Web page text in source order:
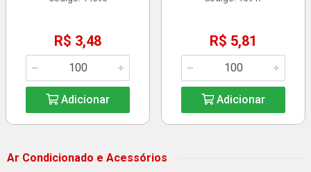
R$ 3,48
Adicionar
R$ 5,81
Adicionar
Ar Condicionado e Acessórios